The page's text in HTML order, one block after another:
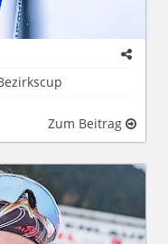
Zum Beitrag